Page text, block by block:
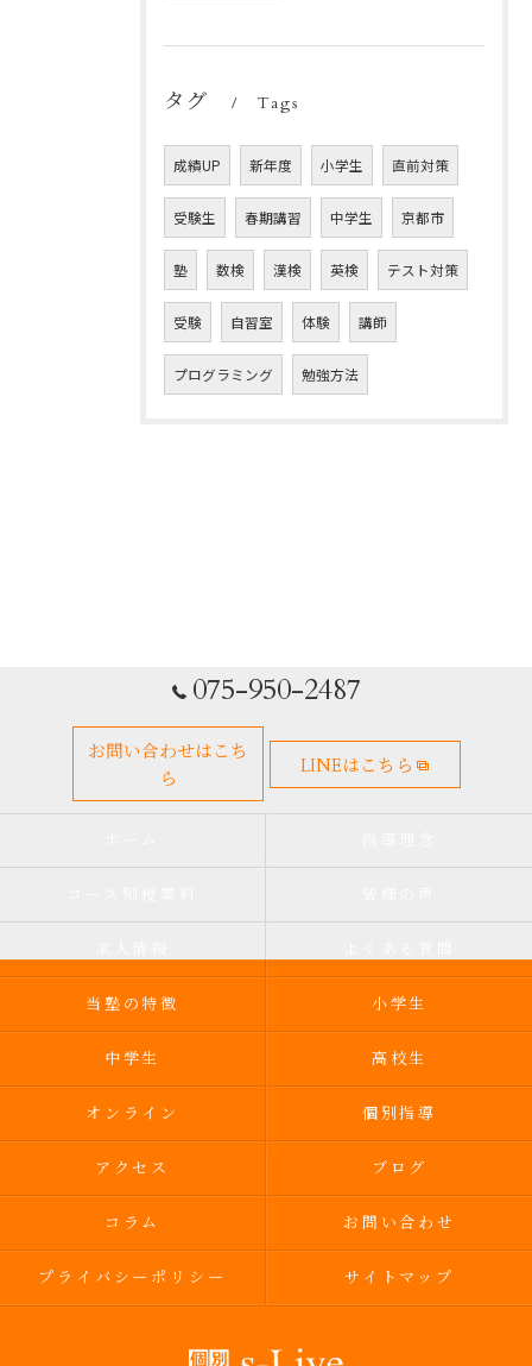
タグ Tags
成績UP 新年度 小学生 直前対策
受験生 春期講習 中学生 京都市
塾 数検 漢検 英検 テスト対策
受験 自習室 体験 講師
プログラミング 勉強方法
075-950-2487
お問い合わせはこち
ら
LINEはこちら
当塾の特徴 小学生
中学生 高校生
オンライン 個別指導
アクセス ブログ
コラム お問い合わせ
プライバシーポリシー サイトマップ